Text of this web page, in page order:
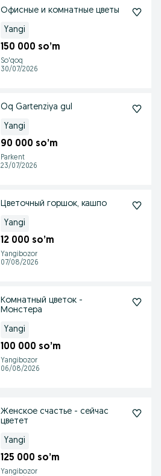
Офисные и комнатные цветы
Yangi
150 000 so’m
So'qoq
30/07/2026
Oq Gartenziya gul
Yangi
90 000 so’m
Parkent
23/07/2026
Цветочный горшок, кашпо
Yangi
12 000 so’m
Yangibozor
07/08/2026
Комнатный цветок -
Монстера
Yangi
100 000 so’m
Yangibozor
06/08/2026
Женское счастье - сейчас
цветет
Yangi
125 000 so’m
Yangibozor